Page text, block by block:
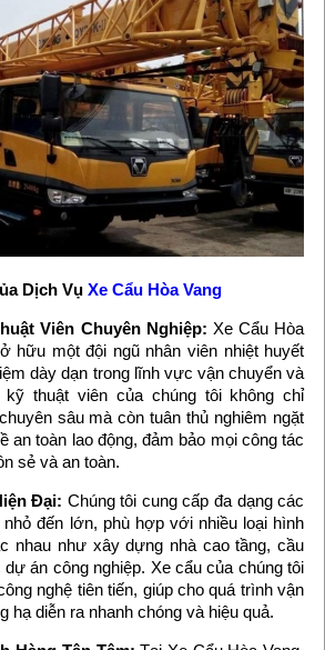
Dịch Vụ Xe Cẩu Hòa Vang
Viên Chuyên Nghiệp: Xe Cẩu Hòa
hữu một đội ngũ nhân viên nhiệt huyết
dày dạn trong lĩnh vực vận chuyển và
kỹ thuật viên của chúng tôi không chỉ
sâu mà còn tuân thủ nghiêm ngặt
an toàn lao động, đảm bảo mọi công tác
sẻ và an toàn.
Đại: Chúng tôi cung cấp đa dạng các
đến lớn, phù hợp với nhiều loại hình
nhau như xây dựng nhà cao tầng, cầu
án công nghiệp. Xe cẩu của chúng tôi
nghệ tiên tiến, giúp cho quá trình vận
hạ diễn ra nhanh chóng và hiệu quả.